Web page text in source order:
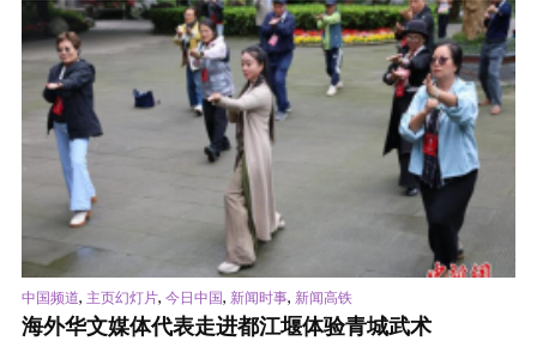
中国频道, 主页幻灯片, 今日中国, 新闻时事, 新闻高铁
海外华文媒体代表走进都江堰体验青城武术